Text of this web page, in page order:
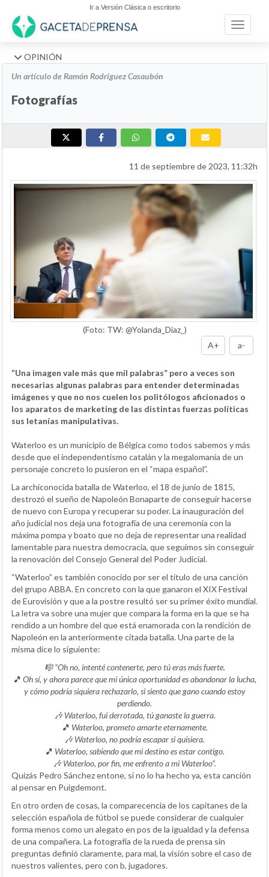
Ir a Versión Clásica o escritorio
Toggle
OPINIÓN
Un artículo de Ramón Rodríguez Casaubón
Fotografías
11 de septiembre de 2023, 11:32h
(Foto: TW: @Yolanda_Diaz_)
A+
a-
“Una imagen vale más que mil palabras” pero a veces son
necesarias algunas palabras para entender determinadas
imágenes y que no nos cuelen los politólogos aficionados o
los aparatos de marketing de las distintas fuerzas políticas
sus letanías manipulativas.
Waterloo es un municipio de Bélgica como todos sabemos y más
desde que el independentismo catalán y la megalomanía de un
personaje concreto lo pusieron en el “mapa español”.
La archiconocida batalla de Waterloo, el 18 de junio de 1815,
destrozó el sueño de Napoleón Bonaparte de conseguir hacerse
de nuevo con Europa y recuperar su poder. La inauguración del
año judicial nos deja una fotografía de una ceremonia con la
máxima pompa y boato que no deja de representar una realidad
lamentable para nuestra democracia, que seguimos sin conseguir
la renovación del Consejo General del Poder Judicial.
“Waterloo” es también conocido por ser el título de una canción
del grupo ABBA. En concreto con la que ganaron el XIX Festival
de Eurovisión y que a la postre resultó ser su primer éxito mundial.
La letra va sobre una mujer que compara la forma en la que se ha
rendido a un hombre del que está enamorada con la rendición de
Napoleón en la anteriormente citada batalla. Una parte de la
misma dice lo siguiente:
🎼 “Oh no, intenté contenerte, pero tú eras más fuerte.
🎵 Oh sí, y ahora parece que mi única oportunidad es abandonar la lucha,
y cómo podría siquiera rechazarlo, si siento que gano cuando estoy
perdiendo.
🎶 Waterloo, fui derrotada, tú ganaste la guerra.
🎵 Waterloo, prometo amarte eternamente.
🎶 Waterloo, no podría escapar si quisiera.
🎵 Waterloo, sabiendo que mi destino es estar contigo.
🎶 Waterloo, por fin, me enfrento a mi Waterloo”.
Quizás Pedro Sánchez entone, si no lo ha hecho ya, esta canción
al pensar en Puigdemont.
En otro orden de cosas, la comparecencia de los capitanes de la
selección española de fútbol se puede considerar de cualquier
forma menos como un alegato en pos de la igualdad y la defensa
de una compañera. La fotografía de la rueda de prensa sin
preguntas definió claramente, para mal, la visión sobre el caso de
nuestros valientes, pero con b, jugadores.